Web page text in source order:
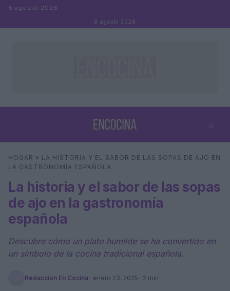
Saltar al contenido
8 agosto 2026
8 agosto 2026
⌕
Buscar ⌕ ×
HOGAR » LA HISTORIA Y EL SABOR DE LAS SOPAS DE AJO EN
LA GASTRONOMÍA ESPAÑOLA
La historia y el sabor de las sopas
de ajo en la gastronomía
española
Descubre cómo un plato humilde se ha convertido en
un símbolo de la cocina tradicional española.
Redacción En Cocina · enero 23, 2025 · 2 min